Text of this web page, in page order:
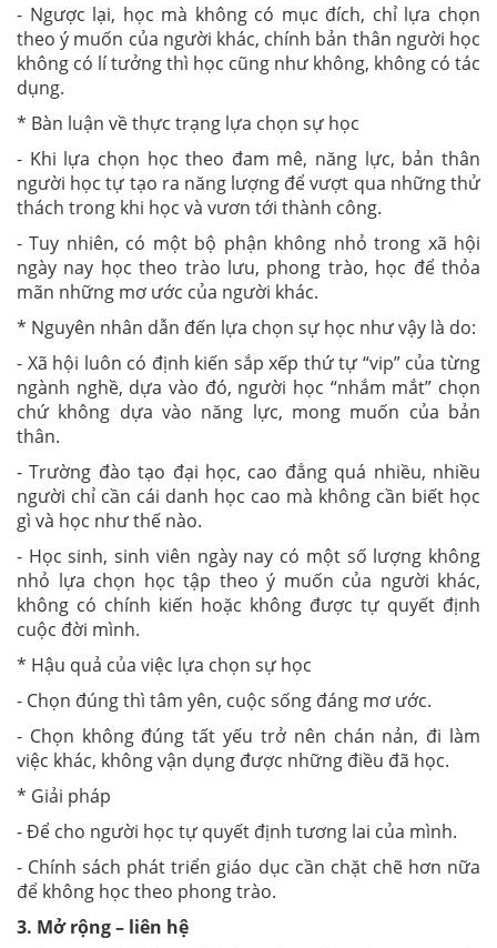
- Ngược lại, học mà không có mục đích, chỉ lựa chọn
theo ý muốn của người khác, chính bản thân người học
không có lí tưởng thì học cũng như không, không có tác
dụng.
* Bàn luận về thực trạng lựa chọn sự học
- Khi lựa chọn học theo đam mê, năng lực, bản thân
người học tự tạo ra năng lượng để vượt qua những thử
thách trong khi học và vươn tới thành công.
- Tuy nhiên, có một bộ phận không nhỏ trong xã hội
ngày nay học theo trào lưu, phong trào, học để thỏa
mãn những mơ ước của người khác.
* Nguyên nhân dẫn đến lựa chọn sự học như vậy là do:
- Xã hội luôn có định kiến sắp xếp thứ tự “vip” của từng
ngành nghề, dựa vào đó, người học “nhắm mắt” chọn
chứ không dựa vào năng lực, mong muốn của bản
thân.
- Trường đào tạo đại học, cao đẳng quá nhiều, nhiều
người chỉ cần cái danh học cao mà không cần biết học
gì và học như thế nào.
- Học sinh, sinh viên ngày nay có một số lượng không
nhỏ lựa chọn học tập theo ý muốn của người khác,
không có chính kiến hoặc không được tự quyết định
cuộc đời mình.
* Hậu quả của việc lựa chọn sự học
- Chọn đúng thì tâm yên, cuộc sống đáng mơ ước.
- Chọn không đúng tất yếu trở nên chán nản, đi làm
việc khác, không vận dụng được những điều đã học.
* Giải pháp
- Để cho người học tự quyết định tương lai của mình.
- Chính sách phát triển giáo dục cần chặt chẽ hơn nữa
để không học theo phong trào.
3. Mở rộng – liên hệ